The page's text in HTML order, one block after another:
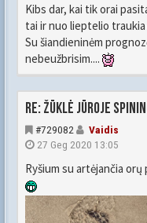
Kibs dar, kai tik orai
tai ir nuo lieptelio traukia
Su šiandieninėm
nebeužbrisim....
Re: Žūklė jūroje
#729082
Vaidis
27 Geg 2020 13:05
Ryšium su artėjančia